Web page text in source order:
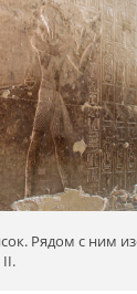
Рядом с ним
II.